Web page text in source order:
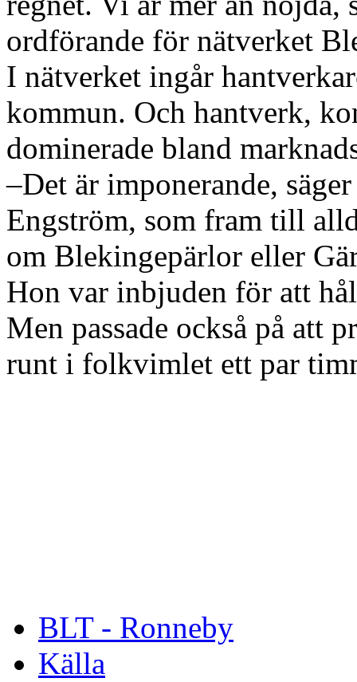
ordförande för nätverket
I nätverket ingår
kommun. Och hantverk,
dominerade bland
–Det är imponerande,
Engström, som fram till
om Blekingepärlor eller
Hon var inbjuden för att
Men passade också på att
runt i folkvimlet ett par
BLT - Ronneby
Källa